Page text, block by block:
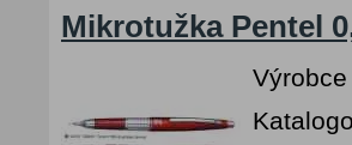
Mikrotužka Pentel